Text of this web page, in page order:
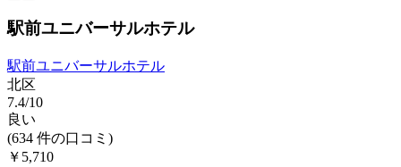
駅前ユニバーサルホテル
駅前ユニバーサルホテル
北区
7.4/10
良い
(634 件の口コミ)
￥5,710